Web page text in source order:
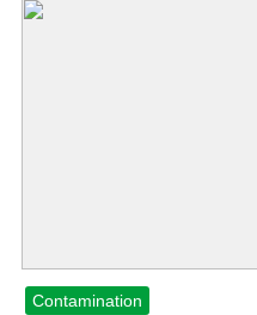
Contamination